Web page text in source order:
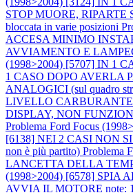
STOP MUORE, RIPARTE
bloccata in varie posizioni
ACCESA MINIMO
AVVIAMENTO E
(1998>2004) [5707] IN 1
1 CASO DOPO AVERLA
ANALOGICI (sul quadro
LIVELLO CARBURANTE
DISPLAY, NON
Problema Ford Focus
[6138] NEI 2 CASI NON SI
non è più partito) Problema
LANCETTA DELLA
(1998>2004) [6578] SPIA
AVVIA IL MOTORE note: